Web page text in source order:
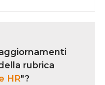
rubrica
HR"?